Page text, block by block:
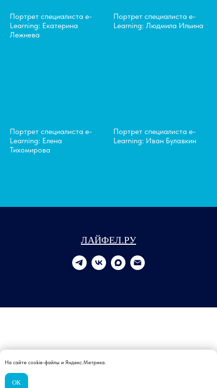
Портрет специалиста e-
Learning: Екатерина
Лежнева
Портрет специалиста e-
Learning: Людмила Ильина
Портрет специалиста e-
Learning: Елена
Тихомирова
Портрет специалиста e-
Learning: Иван Булавкин
ЛАЙФЕЛ.РУ
На сайте cookie-файлы и Яндекс.Метрика.
ОК